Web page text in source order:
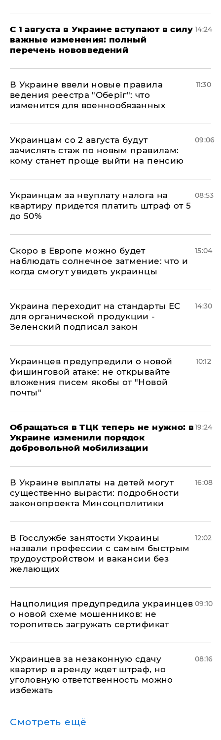
С 1 августа в Украине вступают в силу
важные изменения: полный
перечень нововведений
14:24
В Украине ввели новые правила
ведения реестра "Оберіг": что
изменится для военнообязанных
11:30
Украинцам со 2 августа будут
зачислять стаж по новым правилам:
кому станет проще выйти на пенсию
09:06
Украинцам за неуплату налога на
квартиру придется платить штраф от 5
до 50%
08:53
Скоро в Европе можно будет
наблюдать солнечное затмение: что и
когда смогут увидеть украинцы
15:04
Украина переходит на стандарты ЕС
для органической продукции -
Зеленский подписал закон
14:30
Украинцев предупредили о новой
фишинговой атаке: не открывайте
вложения писем якобы от "Новой
почты"
10:12
Обращаться в ТЦК теперь не нужно: в
Украине изменили порядок
добровольной мобилизации
19:24
В Украине выплаты на детей могут
существенно вырасти: подробности
законопроекта Минсоцполитики
16:08
В Госслужбе занятости Украины
назвали профессии с самым быстрым
трудоустройством и вакансии без
желающих
12:02
Нацполиция предупредила украинцев
о новой схеме мошенников: не
торопитесь загружать сертификат
09:10
Украинцев за незаконную сдачу
квартир в аренду ждет штраф, но
уголовную ответственность можно
избежать
08:16
Смотреть ещё